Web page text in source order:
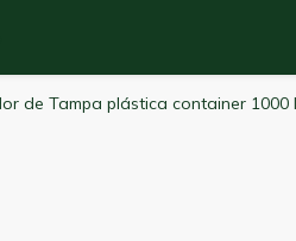
de Tampa plástica container 1000